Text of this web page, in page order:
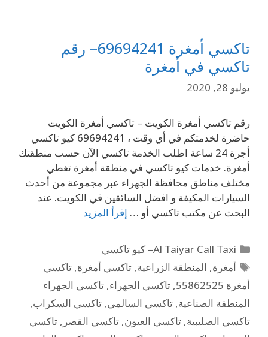
تاكسي أمغرة 69694241– رقم
تاكسي في أمغرة
يوليو 28, 2020
رقم تاكسي أمغرة الكويت – تاكسي أمغرة الكويت
حاضرة لخدمتكم في أي وقت ، 69694241 كيو تاكسي
أجرة 24 ساعة اطلب الخدمة تاكسي الآن حسب منطقتك
أمغرة. خدمات كيو تاكسي في منطقة أمغرة تغطي
مختلف مناطق محافظة الجهراء عبر مجموعة من أحدث
السيارات المكيفة و افضل السائقين في الكويت. عند
البحث عن مكتب تاكسي أو … إقرأ المزيد
Al Taiyar Call Taxi– كيو تاكسي
أمغرة, المنطقة الزراعية,تاكسي أمغرة,تاكسي
أمغرة 55862525
, تاكسي الجهراء, تاكسي الجهراء
المنطقة الصناعية, تاكسي السالمي, تاكسي السكراب,
تاكسي الصليبية, تاكسي العيون, تاكسي القصر , تاكسي